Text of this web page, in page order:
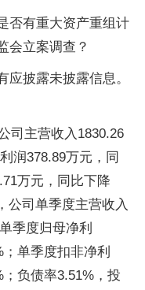
否有重大资产重组计
会立案调查？
应披露未披露信息。
司主营收入1830.26
润378.89万元，同
万元，同比下降
公司单季度主营收入
季度归母净利
单季度扣非净利
负债率3.51%，投